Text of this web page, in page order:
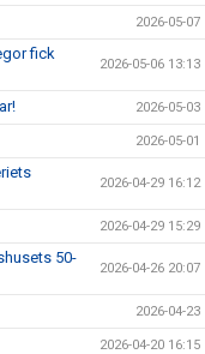
2026-05-07
fick
2026-05-06 13:13
2026-05-03
2026-05-01
2026-04-29 16:12
2026-04-29 15:29
50-
2026-04-26 20:07
2026-04-23
2026-04-20 16:15